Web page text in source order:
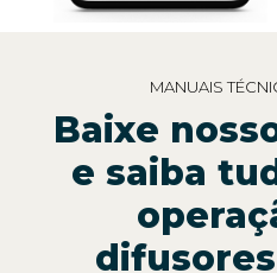
MANUAIS
Baixe
e saiba